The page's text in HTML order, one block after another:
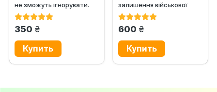
не зможуть ігнорувати.
Практичний посібник із...
350 грн.
залишення військової
частини або місця служби
600 грн.